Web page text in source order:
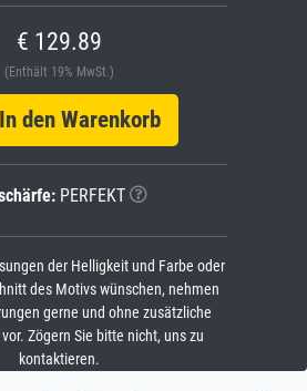
€ 129.89
(Enthält 19% MwSt.)
den Warenkorb
PERFEKT
der Helligkeit und Farbe oder
des Motivs wünschen, nehmen
gerne und ohne zusätzliche
Zögern Sie bitte nicht, uns zu
kontaktieren.